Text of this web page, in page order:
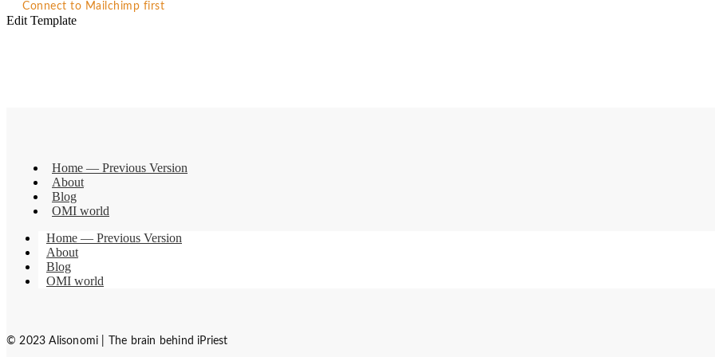
Connect to Mailchimp first
Edit Template
Home — Previous Version
About
Blog
OMI world
Home — Previous Version
About
Blog
OMI world
© 2023 Alisonomi | The brain behind iPriest